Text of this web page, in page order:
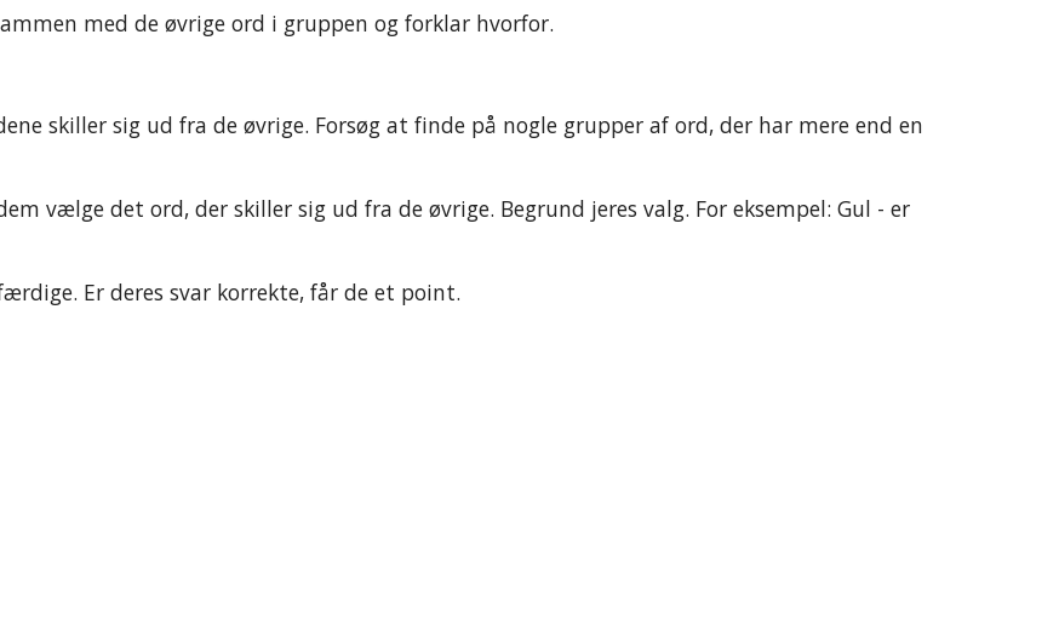
med de øvrige ord i gruppen og forklar hvorfor.
skiller sig ud fra de øvrige. Forsøg at finde på nogle grupper af ord, der har mere end en
vælge det ord, der skiller sig ud fra de øvrige. Begrund jeres valg. For eksempel: Gul - er
Er deres svar korrekte, får de et point.